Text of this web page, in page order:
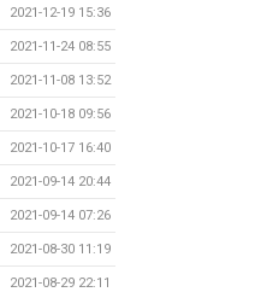
2021-12-19 15:36
2021-11-24 08:55
2021-11-08 13:52
2021-10-18 09:56
2021-10-17 16:40
2021-09-14 20:44
2021-09-14 07:26
2021-08-30 11:19
2021-08-29 22:11